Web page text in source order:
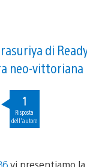
di
neo-vittoriana
1
Risposta
dell'autore
vi presentiamo